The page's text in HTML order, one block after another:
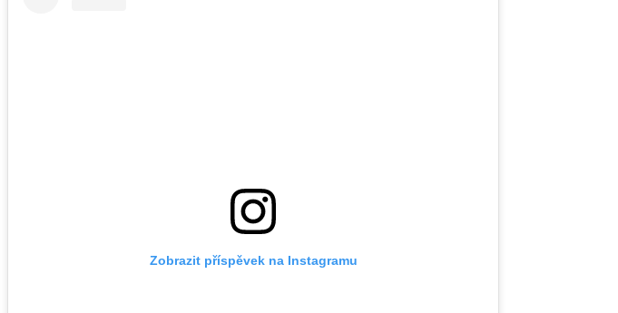
Zobrazit příspěvek na Instagramu